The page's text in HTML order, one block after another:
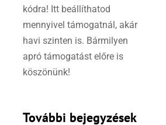
kódra! Itt beállíthatod
mennyivel támogatnál, akár
havi szinten is. Bármilyen
apró támogatást előre is
köszönünk!
További bejegyzések